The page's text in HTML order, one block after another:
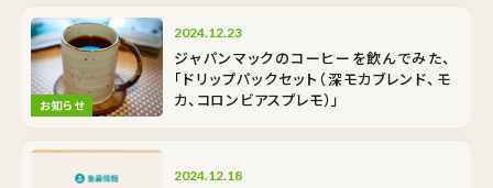
お知らせ
2024.12.23
ジャパンマックのコーヒーを飲んでみた、
「ドリップパックセット（深モカブレンド、モ
カ、コロンビアスプレモ）」
2024.12.18